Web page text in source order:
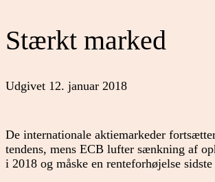
Stærkt marked
Udgivet 12. januar 2018
De internationale aktiemarkeder
tendens, mens ECB lufter sænkning af
i 2018 og måske en renteforhøjelse sidste